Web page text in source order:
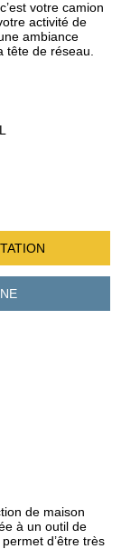
votre camion
activité de
ambiance
tête de réseau.
de maison
à un outil de
d’être très